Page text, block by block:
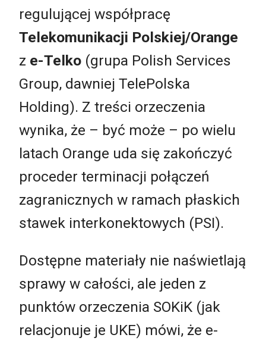
regulującej współpracę
Telekomunikacji Polskiej/Orange
z e-Telko (grupa Polish Services
Group, dawniej TelePolska
Holding). Z treści orzeczenia
wynika, że – być może – po wielu
latach Orange uda się zakończyć
proceder terminacji połączeń
zagranicznych w ramach płaskich
stawek interkonektowych (PSI).
Dostępne materiały nie naświetlają
sprawy w całości, ale jeden z
punktów orzeczenia SOKiK (jak
relacjonuje je UKE) mówi, że e-